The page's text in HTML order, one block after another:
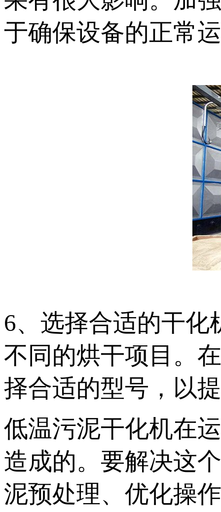
于确保设备的正常
6、选择合适的干
不同的烘干项目。
择合适的型号，以
低温污泥干化机在
造成的。要解决这
泥预处理、优化操